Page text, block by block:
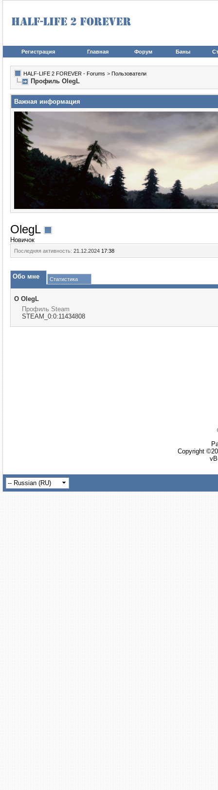
Регистрация Главная Форум Баны
HALF-LIFE 2 FOREVER - Forums > Пользователи
Профиль OlegL
Важная информация
OlegL
Новичок
Последняя активность: 21.12.2024 17:38
Обо мне Статистика
О OlegL
Профиль Steam
STEAM_0:0:11434808
Copyright